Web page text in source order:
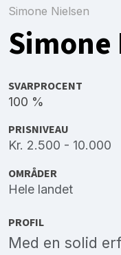
Simone Nielsen
Simone
SVARPROCENT
100 %
PRISNIVEAU
Kr. 2.500 - 10.000
OMRÅDER
Hele landet
PROFIL
Med en solid